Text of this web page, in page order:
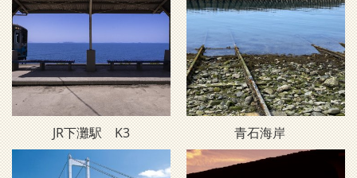
JR下灘駅 K3 青石海岸